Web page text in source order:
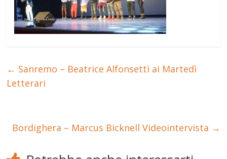
← Sanremo – Beatrice Alfonsetti ai Martedì
Letterari
Bordighera – Marcus Bicknell Videointervista →